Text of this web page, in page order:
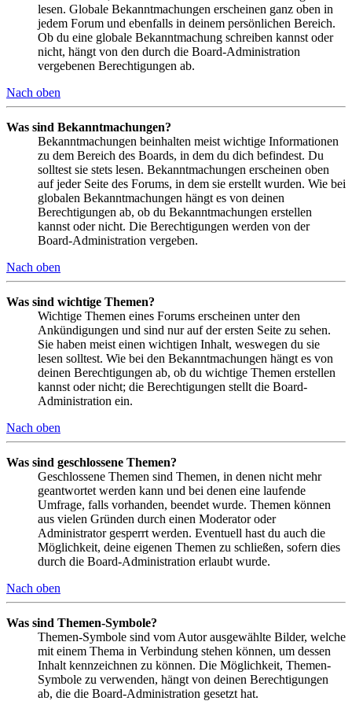
lesen. Globale Bekanntmachungen erscheinen ganz oben in
jedem Forum und ebenfalls in deinem persönlichen Bereich.
Ob du eine globale Bekanntmachung schreiben kannst oder
nicht, hängt von den durch die Board-Administration
vergebenen Berechtigungen ab.
Nach oben
Was sind Bekanntmachungen?
Bekanntmachungen beinhalten meist wichtige Informationen
zu dem Bereich des Boards, in dem du dich befindest. Du
solltest sie stets lesen. Bekanntmachungen erscheinen oben
auf jeder Seite des Forums, in dem sie erstellt wurden. Wie bei
globalen Bekanntmachungen hängt es von deinen
Berechtigungen ab, ob du Bekanntmachungen erstellen
kannst oder nicht. Die Berechtigungen werden von der
Board-Administration vergeben.
Nach oben
Was sind wichtige Themen?
Wichtige Themen eines Forums erscheinen unter den
Ankündigungen und sind nur auf der ersten Seite zu sehen.
Sie haben meist einen wichtigen Inhalt, weswegen du sie
lesen solltest. Wie bei den Bekanntmachungen hängt es von
deinen Berechtigungen ab, ob du wichtige Themen erstellen
kannst oder nicht; die Berechtigungen stellt die Board-
Administration ein.
Nach oben
Was sind geschlossene Themen?
Geschlossene Themen sind Themen, in denen nicht mehr
geantwortet werden kann und bei denen eine laufende
Umfrage, falls vorhanden, beendet wurde. Themen können
aus vielen Gründen durch einen Moderator oder
Administrator gesperrt werden. Eventuell hast du auch die
Möglichkeit, deine eigenen Themen zu schließen, sofern dies
durch die Board-Administration erlaubt wurde.
Nach oben
Was sind Themen-Symbole?
Themen-Symbole sind vom Autor ausgewählte Bilder, welche
mit einem Thema in Verbindung stehen können, um dessen
Inhalt kennzeichnen zu können. Die Möglichkeit, Themen-
Symbole zu verwenden, hängt von deinen Berechtigungen
ab, die die Board-Administration gesetzt hat.